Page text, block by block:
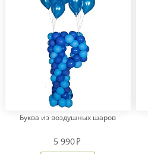
Буква из воздушных шаров
5 990